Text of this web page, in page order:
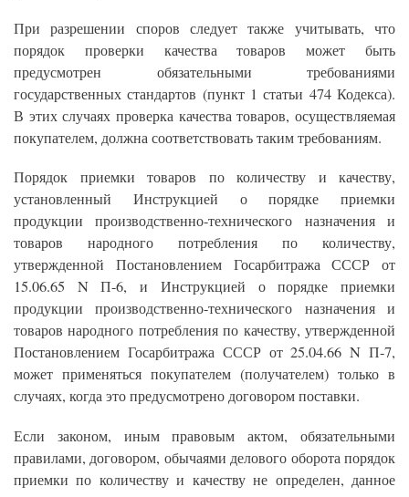
При разрешении споров следует также учитывать, что
порядок проверки качества товаров может быть
предусмотрен обязательными требованиями
государственных стандартов (пункт 1 статьи 474 Кодекса).
В этих случаях проверка качества товаров, осуществляемая
покупателем, должна соответствовать таким требованиям.
Порядок приемки товаров по количеству и качеству,
установленный Инструкцией о порядке приемки
продукции производственно-технического назначения и
товаров народного потребления по количеству,
утвержденной Постановлением Госарбитража СССР от
15.06.65 N П-6, и Инструкцией о порядке приемки
продукции производственно-технического назначения и
товаров народного потребления по качеству, утвержденной
Постановлением Госарбитража СССР от 25.04.66 N П-7,
может применяться покупателем (получателем) только в
случаях, когда это предусмотрено договором поставки.
Если законом, иным правовым актом, обязательными
правилами, договором, обычаями делового оборота порядок
приемки по количеству и качеству не определен, данное